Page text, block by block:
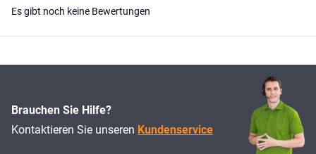
Es gibt noch keine Bewertungen
Brauchen Sie Hilfe?
Kontaktieren Sie unseren Kundenservice